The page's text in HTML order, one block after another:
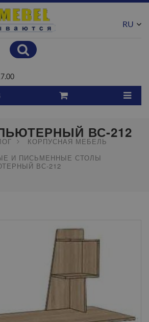
RU
ВС-212
КОРПУСНАЯ МЕБЕЛЬ
И ПИСЬМЕННЫЕ СТОЛЫ
ВС-212